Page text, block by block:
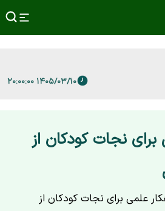
۱۴۰۵/۰۳/۱۰ ۲۰:۰۰:۰۰
نجات کودکان از
علمی برای نجات کودکان از